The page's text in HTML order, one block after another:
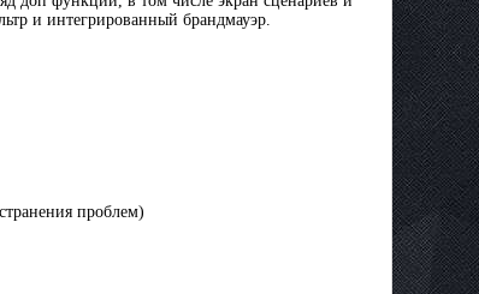
и интегрированный брандмауэр.
проблем)